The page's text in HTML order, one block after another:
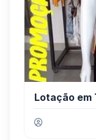
Lotação em